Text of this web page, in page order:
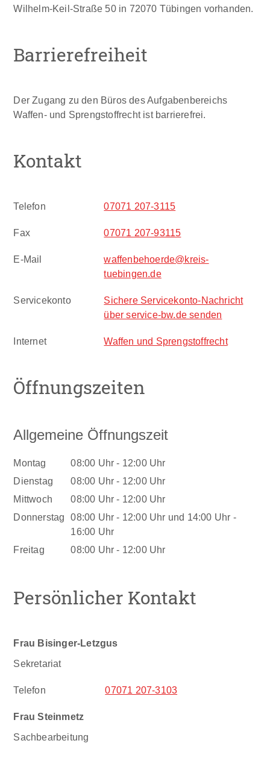
Wilhelm-Keil-Straße 50 in 72070 Tübingen vorhanden.
Barrierefreiheit
Der Zugang zu den Büros des Aufgabenbereichs
Waffen- und Sprengstoffrecht ist barrierefrei.
Kontakt
Telefon 07071 207-3115
Fax 07071 207-93115
E-Mail
waffenbehoerde@kreis-
tuebingen.de
Servicekonto
Sichere Servicekonto-Nachricht
über service-bw.de senden
Internet Waffen und Sprengstoffrecht
Öffnungszeiten
Allgemeine Öffnungszeit
Montag 08:00 Uhr - 12:00 Uhr
Dienstag
08:00 Uhr - 12:00 Uhr
Mittwoch
08:00 Uhr - 12:00 Uhr
Donnerstag
08:00 Uhr - 12:00 Uhr und 14:00 Uhr -
16:00 Uhr
Freitag
08:00 Uhr - 12:00 Uhr
Persönlicher Kontakt
Frau Bisinger-Letzgus
Sekretariat
Telefon 07071 207-3103
Frau Steinmetz
Sachbearbeitung